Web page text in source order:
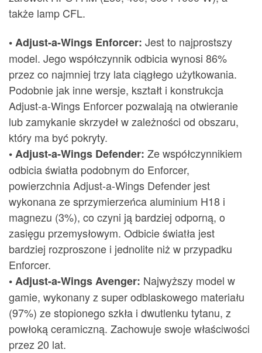
także lamp CFL.
• Adjust-a-Wings Enforcer: Jest to najprostszy
model. Jego współczynnik odbicia wynosi 86%
przez co najmniej trzy lata ciągłego użytkowania.
Podobnie jak inne wersje, kształt i konstrukcja
Adjust-a-Wings Enforcer pozwalają na otwieranie
lub zamykanie skrzydeł w zależności od obszaru,
który ma być pokryty.
• Adjust-a-Wings Defender: Ze współczynnikiem
odbicia światła podobnym do Enforcer,
powierzchnia Adjust-a-Wings Defender jest
wykonana ze sprzymierzeńca aluminium H18 i
magnezu (3%), co czyni ją bardziej odporną, o
zasięgu przemysłowym. Odbicie światła jest
bardziej rozproszone i jednolite niż w przypadku
Enforcer.
• Adjust-a-Wings Avenger: Najwyższy model w
gamie, wykonany z super odblaskowego materiału
(97%) ze stopionego szkła i dwutlenku tytanu, z
powłoką ceramiczną. Zachowuje swoje właściwości
przez 20 lat.